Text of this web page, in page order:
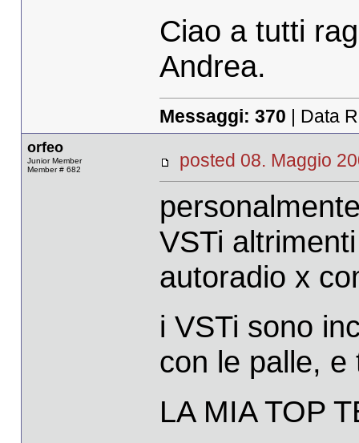
Ciao a tutti
Andrea.
Messaggi: 370 | Data
orfeo
Junior Member
Member # 682
posted 08. Maggio
VSTi
autoradio x
i VSTi sono
con le palle, e
LA MIA TOP